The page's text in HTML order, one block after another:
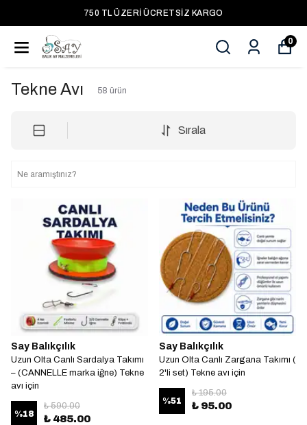
750 TL ÜZERI ÜCRETSIZ KARGO
0
Tekne Avı 58 ürün
Sırala
Say Balıkçılık
Uzun Olta Canlı Sardalya Takımı
– (CANNELLE marka iğne) Tekne
avı için
%18
₺ 590.00
₺ 485.00
Say Balıkçılık
Uzun Olta Canlı Zargana Takımı (
2'li set) Tekne avı için
%51
₺ 195.00
₺ 95.00